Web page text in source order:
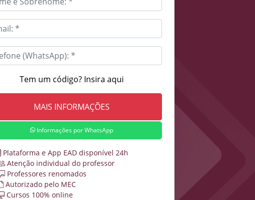
Tem um código? Insira aqui
Informações por WhatsApp
Plataforma e App EAD disponível 24h
Atenção individual do professor
Professores renomados
Autorizado pelo MEC
Cursos 100% online